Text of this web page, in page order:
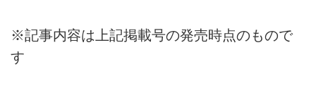
※記事内容は上記掲載号の発売時点のもので
す